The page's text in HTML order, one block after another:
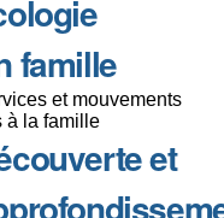
famille
et mouvements
à la famille
et